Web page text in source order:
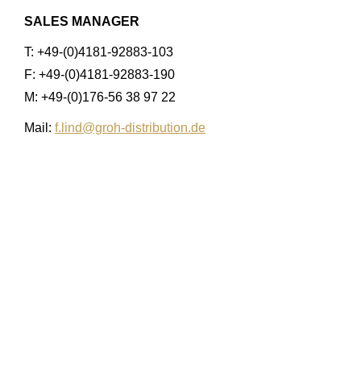
SALES MANAGER
T: +49-(0)4181-92883-103
F: +49-(0)4181-92883-190
M: +49-(0)176-56 38 97 22
Mail: f.lind@groh-distribution.de